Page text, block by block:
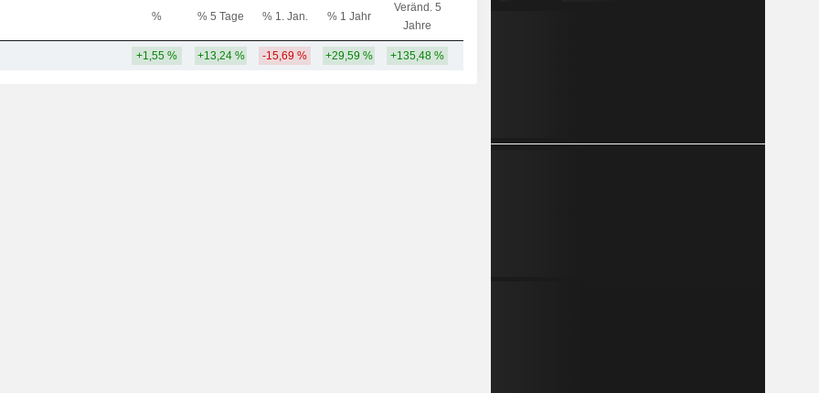
% % 5 Tage % 1. Jan. % 1 Jahr
Veränd. 5
Jahre
+1,55 % +13,24 % -15,69 % +29,59 % +135,48 %